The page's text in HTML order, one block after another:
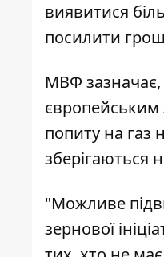
виявитися
посилити
МВФ зазначає,
європейським
попиту на газ
зберігаються
"Можливе
зернової